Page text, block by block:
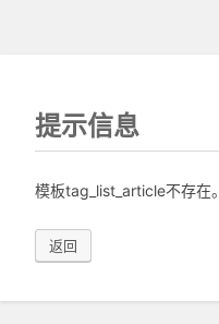
提示信息
模板tag_list_article不存在。
返回